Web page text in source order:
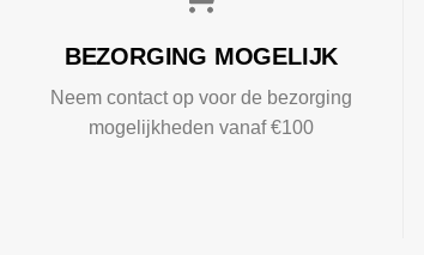
BEZORGING MOGELIJK
Neem contact op voor de bezorging
mogelijkheden vanaf €100